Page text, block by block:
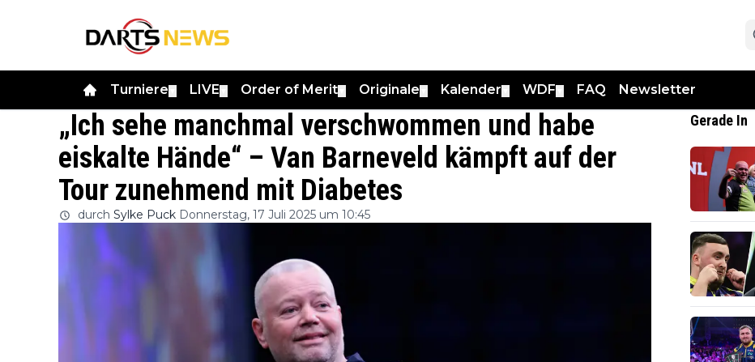
Turniere LIVE Order of Merit Originale Kalender WDF FAQ Newsletter
„Ich sehe manchmal verschwommen und habe
eiskalte Hände“ – Van Barneveld kämpft auf der
Tour zunehmend mit Diabetes
durch Sylke Puck Donnerstag, 17 Juli 2025 um 10:45
Gerade In